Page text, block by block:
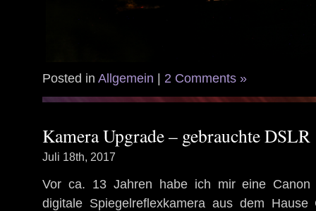
Posted in Allgemein | 2 Comments »
Kamera Upgrade – gebrauchte DSLR
Juli 18th, 2017
Vor ca. 13 Jahren habe ich mir eine Canon
digitale Spiegelreflexkamera aus dem